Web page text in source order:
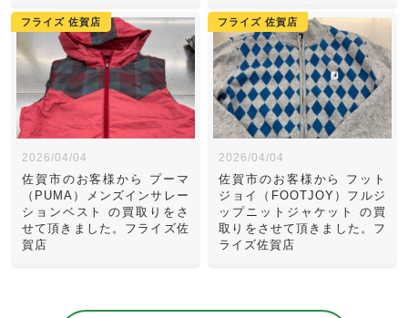
フライズ 佐賀店
2026/04/04
佐賀市のお客様から プーマ
（PUMA）メンズインサレー
ションベスト の買取りをさ
せて頂きました。フライズ佐
賀店
フライズ 佐賀店
2026/04/04
佐賀市のお客様から フット
ジョイ（FOOTJOY）フルジ
ップニットジャケット の買
取りをさせて頂きました。フ
ライズ佐賀店